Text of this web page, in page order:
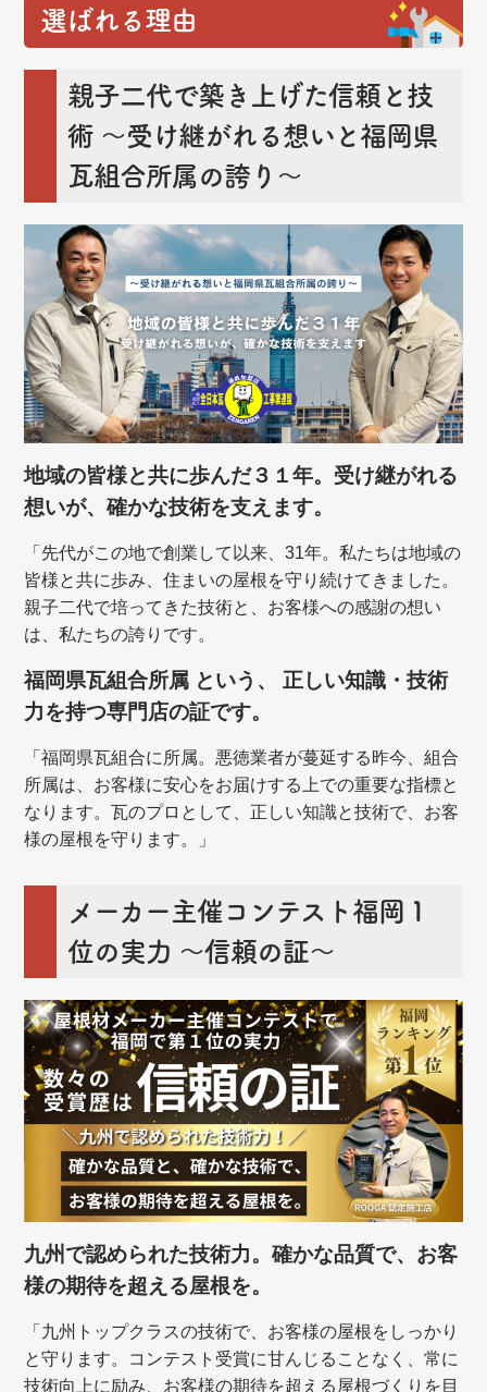
選ばれる理由
親子二代で築き上げた信頼と技
術 ～受け継がれる想いと福岡県
瓦組合所属の誇り～
地域の皆様と共に歩んだ３１年。受け継がれる
想いが、確かな技術を支えます。
「先代がこの地で創業して以来、31年。私たちは地域の
皆様と共に歩み、住まいの屋根を守り続けてきました。
親子二代で培ってきた技術と、お客様への感謝の想い
は、私たちの誇りです。
福岡県瓦組合所属 という、 正しい知識・技術
力を持つ専門店の証です。
「福岡県瓦組合に所属。悪徳業者が蔓延する昨今、組合
所属は、お客様に安心をお届けする上での重要な指標と
なります。瓦のプロとして、正しい知識と技術で、お客
様の屋根を守ります。」
メーカー主催コンテスト福岡１
位の実力 ～信頼の証～
九州で認められた技術力。確かな品質で、お客
様の期待を超える屋根を。
「九州トップクラスの技術で、お客様の屋根をしっかり
と守ります。コンテスト受賞に甘んじることなく、常に
技術向上に励み、お客様の期待を超える屋根づくりを目